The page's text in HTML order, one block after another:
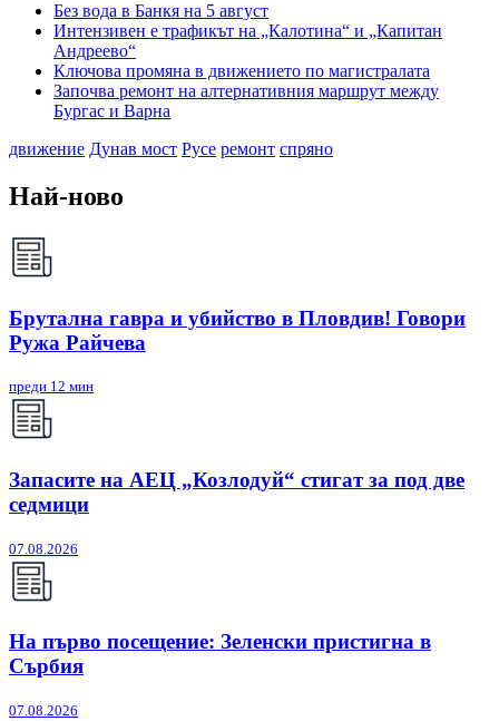
Без вода в Банкя на 5 август
Интензивен е трафикът на „Калотина“ и „Капитан
Андреево“
Ключова промяна в движението по магистралата
Започва ремонт на алтернативния маршрут между
Бургас и Варна
движение Дунав мост Русе ремонт спряно
Най-ново
Брутална гавра и убийство в Пловдив! Говори
Ружа Райчева
преди 12 мин
Запасите на АЕЦ „Козлодуй“ стигат за под две
седмици
07.08.2026
На първо посещение: Зеленски пристигна в
Сърбия
07.08.2026